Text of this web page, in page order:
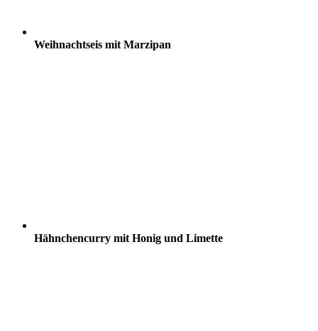
Weihnachtseis mit Marzipan
Hähnchencurry mit Honig und Limette